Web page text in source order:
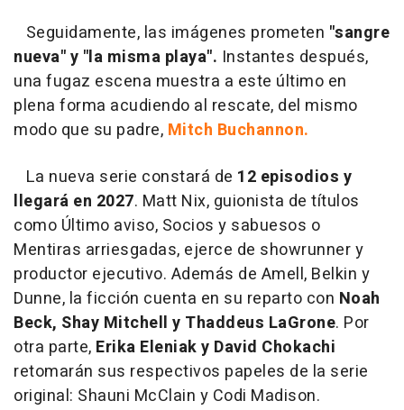
Seguidamente, las imágenes prometen "sangre
nueva" y "la misma playa". Instantes después,
una fugaz escena muestra a este último en
plena forma acudiendo al rescate, del mismo
modo que su padre, Mitch Buchannon.
La nueva serie constará de 12 episodios y
llegará en 2027. Matt Nix, guionista de títulos
como Último aviso, Socios y sabuesos o
Mentiras arriesgadas, ejerce de showrunner y
productor ejecutivo. Además de Amell, Belkin y
Dunne, la ficción cuenta en su reparto con Noah
Beck, Shay Mitchell y Thaddeus LaGrone. Por
otra parte, Erika Eleniak y David Chokachi
retomarán sus respectivos papeles de la serie
original: Shauni McClain y Codi Madison.